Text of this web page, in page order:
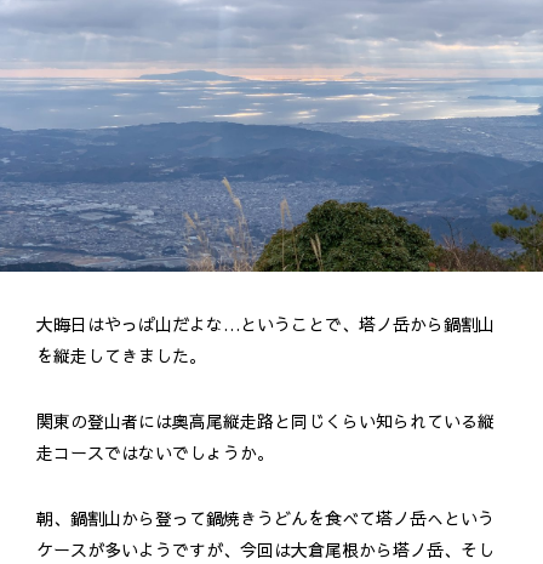
大晦日はやっぱ山だよな…ということで、塔ノ岳から鍋割山
を縦走してきました。
関東の登山者には奥高尾縦走路と同じくらい知られている縦
走コースではないでしょうか。
朝、鍋割山から登って鍋焼きうどんを食べて塔ノ岳へという
ケースが多いようですが、今回は大倉尾根から塔ノ岳、そし